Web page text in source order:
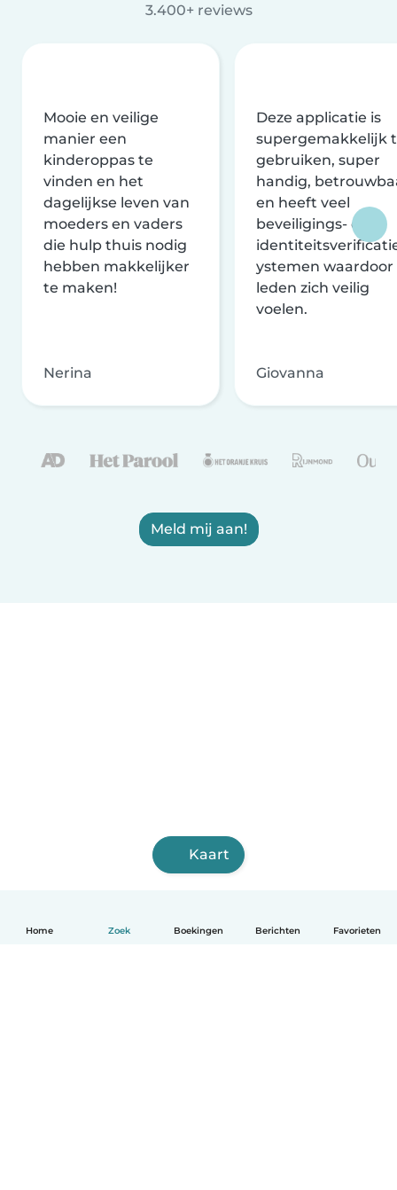
Home Zoek Boekingen Berichten Favorieten
3.400+ reviews
Mooie en veilige
manier een
kinderoppas te
vinden en het
dagelijkse leven van
moeders en vaders
die hulp thuis nodig
hebben makkelijker
te maken!
Nerina
Deze applicatie is
supergemakkelijk
gebruiken, super
handig,
en heeft veel
beveiligings- en
ystemen waardoor
leden zich veilig
voelen.
Giovanna
Meld mij aan!
Kaart